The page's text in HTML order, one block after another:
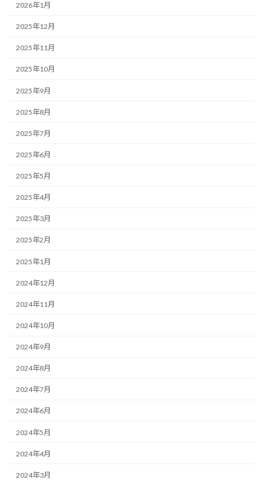
2026年1月
2025年12月
2025年11月
2025年10月
2025年9月
2025年8月
2025年7月
2025年6月
2025年5月
2025年4月
2025年3月
2025年2月
2025年1月
2024年12月
2024年11月
2024年10月
2024年9月
2024年8月
2024年7月
2024年6月
2024年5月
2024年4月
2024年3月